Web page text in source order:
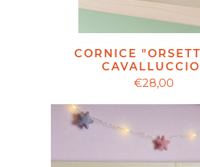
CORNICE
€28,00